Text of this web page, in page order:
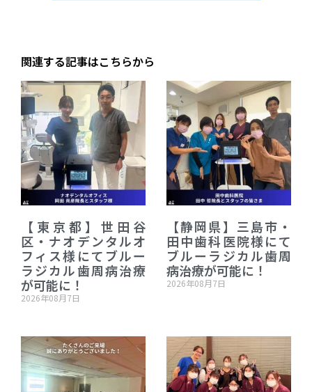
関連する記事はこちらから
【東京都】世田谷
区・ナオデンタルオ
フィス様にてブルー
ラジカル歯周病治療
が可能に！
2026年08月7日
【静岡県】三島市・
田中歯科医院様にて
ブルーラジカル歯周
病治療が可能に！
2026年08月7日